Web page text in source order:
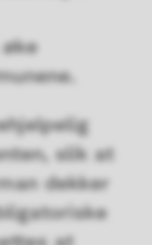
slik at
dekker